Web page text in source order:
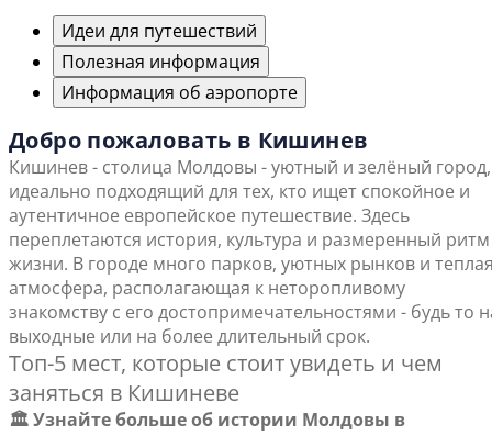
Идеи для путешествий
Полезная информация
Информация об аэропорте
Добро пожаловать в Кишинев
Кишинев - столица Молдовы - уютный и зелёный город,
идеально подходящий для тех, кто ищет спокойное и
аутентичное европейское путешествие. Здесь
переплетаются история, культура и размеренный ритм
жизни. В городе много парков, уютных рынков и
атмосфера, располагающая к неторопливому
знакомству с его достопримечательностями - будь то
выходные или на более длительный срок.
Топ-5 мест, которые стоит увидеть и чем
заняться в Кишиневе
🏛️ Узнайте больше об истории Молдовы в